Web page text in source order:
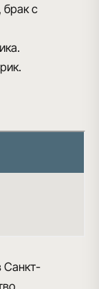
брак с
Санкт-